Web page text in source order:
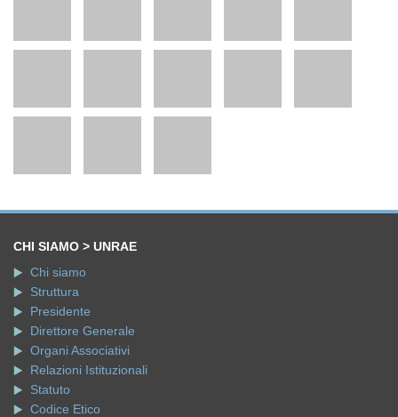
CHI SIAMO > UNRAE
Chi siamo
Struttura
Presidente
Direttore Generale
Organi Associativi
Relazioni Istituzionali
Statuto
Codice Etico